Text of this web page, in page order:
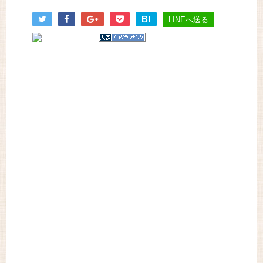
B! LINEへ送る